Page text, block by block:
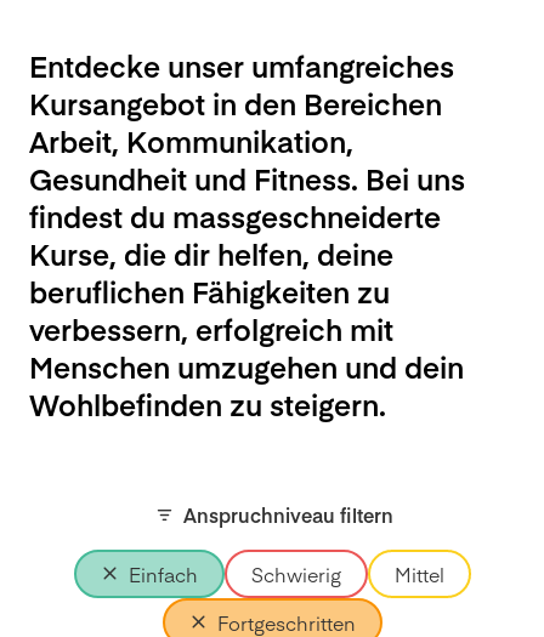
Entdecke unser umfangreiches
Kursangebot in den Bereichen
Arbeit, Kommunikation,
Gesundheit und Fitness. Bei uns
findest du massgeschneiderte
Kurse, die dir helfen, deine
beruflichen Fähigkeiten zu
verbessern, erfolgreich mit
Menschen umzugehen und dein
Wohlbefinden zu steigern.
Anspruchniveau filtern
Einfach Schwierig
Mittel
Fortgeschritten